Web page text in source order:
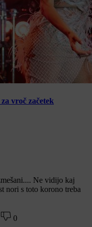
vroč začetek
Ne vidijo kaj
nori s toto korono treba
0